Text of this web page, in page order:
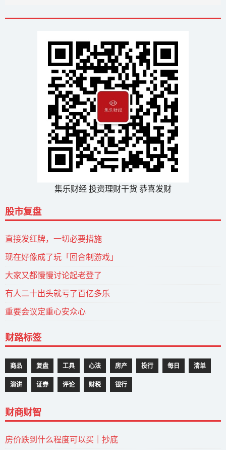
集乐财经 投资理财干货 恭喜发财
股市复盘
直接发红牌，一切必要措施
现在好像成了玩「回合制游戏」
大家又都慢慢讨论起老登了
有人二十出头就亏了百亿多乐
重要会议定重心安众心
财路标签
商品 复盘 工具 心法 房产 投行 每日 清单
演讲 证券 评论 财税 银行
财商财智
房价跌到什么程度可以买｜抄底